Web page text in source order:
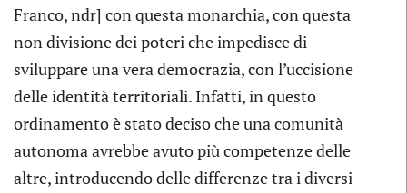
Franco, ndr] con questa monarchia, con questa
non divisione dei poteri che impedisce di
sviluppare una vera democrazia, con l’uccisione
delle identità territoriali. Infatti, in questo
ordinamento è stato deciso che una comunità
autonoma avrebbe avuto più competenze delle
altre, introducendo delle differenze tra i diversi